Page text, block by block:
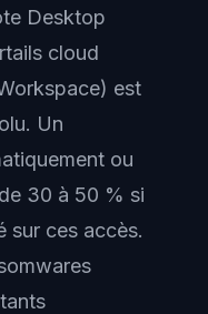
Desktop
cloud
est
Un
ou
30 à 50 % si
sur ces accès.